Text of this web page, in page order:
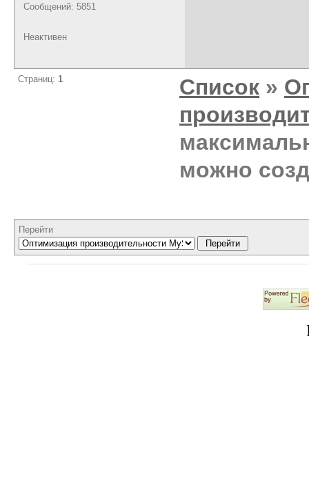
Сообщений: 5851
Неактивен
Страниц: 1 Список »
можно
Перейти